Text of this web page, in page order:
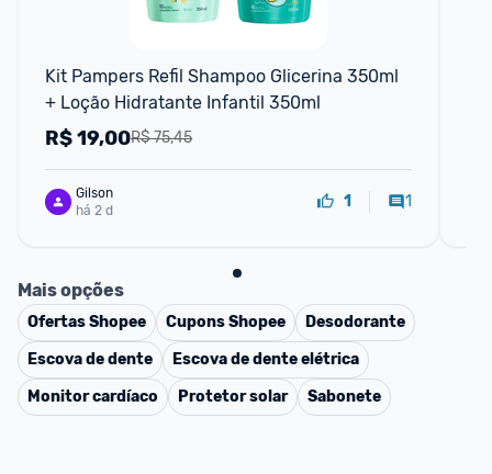
Kit Pampers Refil Shampoo Glicerina 350ml
+ Loção Hidratante Infantil 350ml
R$ 75,45
R$19,00
Gilson
há 2 d
1 1
Mais opções
OfertasShopee CuponsShopee
Desodorante
Escova de dente
Escova de dente elétrica
Monitor cardíaco
Protetor solar Sabonete